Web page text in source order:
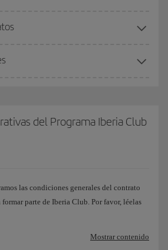
del Programa Iberia Club
las condiciones generales del contrato
formar parte de Iberia Club. Por favor, léelas
Mostrar contenido